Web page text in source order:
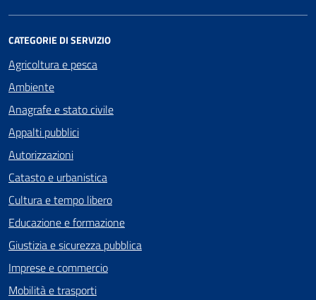
CATEGORIE DI SERVIZIO
Agricoltura e pesca
Ambiente
Anagrafe e stato civile
Appalti pubblici
Autorizzazioni
Catasto e urbanistica
Cultura e tempo libero
Educazione e formazione
Giustizia e sicurezza pubblica
Imprese e commercio
Mobilità e trasporti